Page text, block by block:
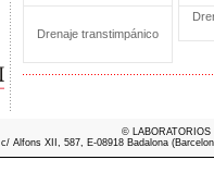
Drenaje transtimpánico
©
c/ Alfons XII, 587, E-08918 Badalona